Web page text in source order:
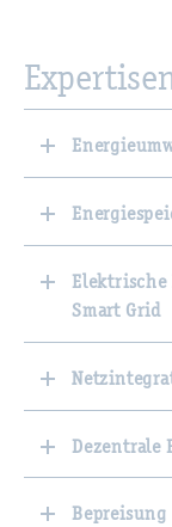
Smart Grid
Dezentrale
Bepreisung